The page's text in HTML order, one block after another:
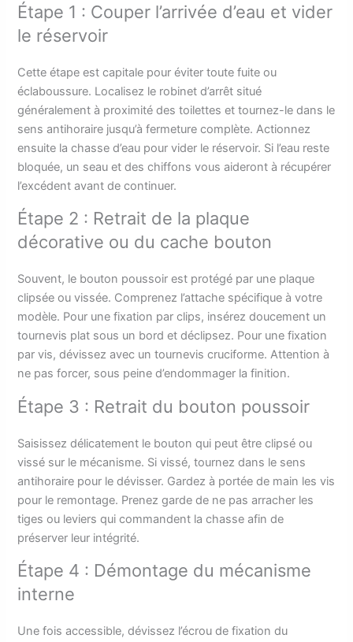
Étape 1 : Couper l’arrivée d’eau et vider
le réservoir
Cette étape est capitale pour éviter toute fuite ou
éclaboussure. Localisez le robinet d’arrêt situé
généralement à proximité des toilettes et tournez-le dans le
sens antihoraire jusqu’à fermeture complète. Actionnez
ensuite la chasse d’eau pour vider le réservoir. Si l’eau reste
bloquée, un seau et des chiffons vous aideront à récupérer
l’excédent avant de continuer.
Étape 2 : Retrait de la plaque
décorative ou du cache bouton
Souvent, le bouton poussoir est protégé par une plaque
clipsée ou vissée. Comprenez l’attache spécifique à votre
modèle. Pour une fixation par clips, insérez doucement un
tournevis plat sous un bord et déclipsez. Pour une fixation
par vis, dévissez avec un tournevis cruciforme. Attention à
ne pas forcer, sous peine d’endommager la finition.
Étape 3 : Retrait du bouton poussoir
Saisissez délicatement le bouton qui peut être clipsé ou
vissé sur le mécanisme. Si vissé, tournez dans le sens
antihoraire pour le dévisser. Gardez à portée de main les vis
pour le remontage. Prenez garde de ne pas arracher les
tiges ou leviers qui commandent la chasse afin de
préserver leur intégrité.
Étape 4 : Démontage du mécanisme
interne
Une fois accessible, dévissez l’écrou de fixation du